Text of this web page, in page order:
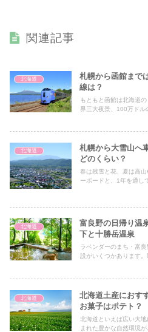
関連記事
北海道
札幌から函館まで
線は？
もともと函館は北海道
界三大夜景、100万ドル
北海道
札幌から大雪山へ
どのくらい？
春は残雪と花、夏は高
ーボードと、1年を通し
北海道
富良野の日帰り温
下と十勝岳温泉
ラベンダーのまち・富
設がいくつかあります
北海道
北海道土産におす
お菓子はポテト？
北海道といえば広い大
まれた豊かな自然環境が